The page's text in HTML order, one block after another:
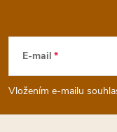
p
E-mail
Vložením e-mailu